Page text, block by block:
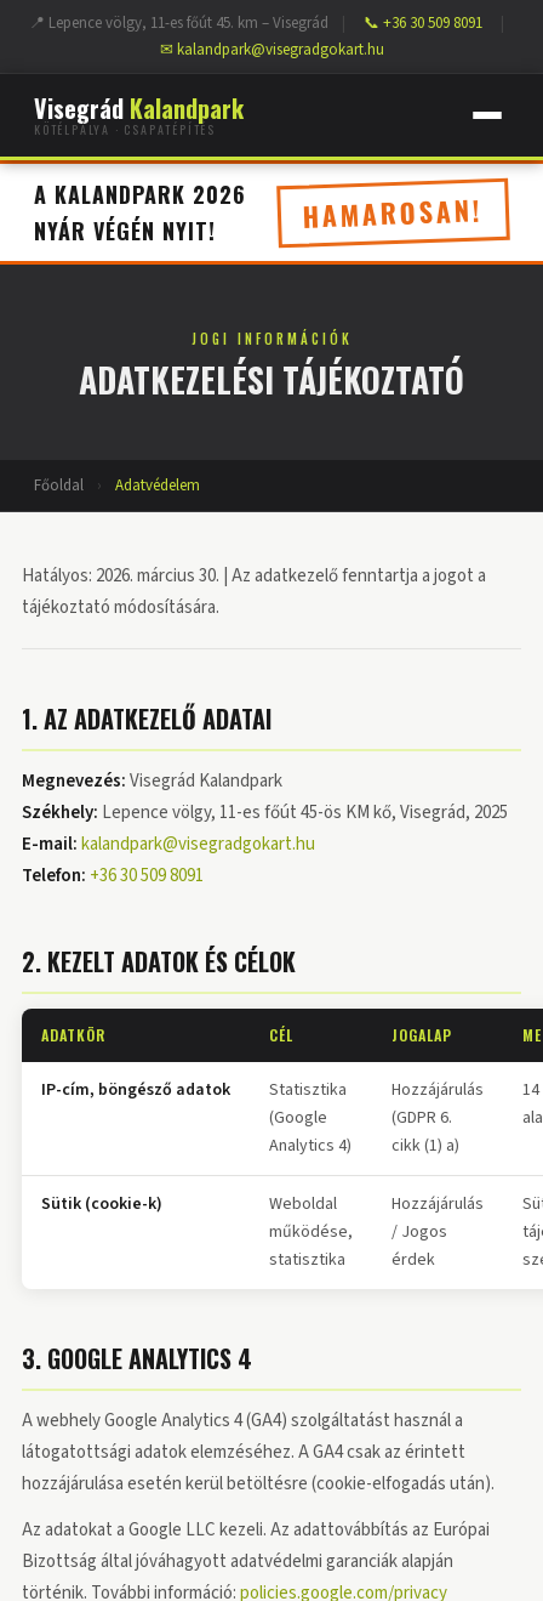
📍 Lepence völgy, 11-es főút 45. km – Visegrád 📞 +36 30 509 8091
✉ kalandpark@visegradgokart.hu
Visegrád Kalandpark
KÖTÉLPÁLYA · CSAPATÉPÍTÉS
A KALANDPARK 2026
NYÁR VÉGÉN NYIT!
HAMAROSAN!
JOGI INFORMÁCIÓK
ADATKEZELÉSI TÁJÉKOZTATÓ
Főoldal › Adatvédelem
Hatályos: 2026. március 30. | Az adatkezelő fenntartja a jogot a
tájékoztató módosítására.
1. AZ ADATKEZELŐ ADATAI
Megnevezés:Visegrád Kalandpark
Székhely: Lepence völgy, 11-es főút 45-ös KM kő, Visegrád, 2025
E-mail:kalandpark@visegradgokart.hu
Telefon: +36 30 509 8091
2. KEZELT ADATOK ÉS CÉLOK
ADATKÖR CÉL JOGALAP
IP-cím, böngésző adatok
Statisztika
(Google
Analytics 4)
Hozzájárulás
(GDPR 6.
cikk (1) a)
Sütik (cookie-k)
Weboldal
működése,
statisztika
Hozzájárulás
/ Jogos
érdek
3. GOOGLE ANALYTICS 4
A webhely Google Analytics 4 (GA4) szolgáltatást használ a
látogatottsági adatok elemzéséhez. A GA4 csak az érintett
hozzájárulása esetén kerül betöltésre (cookie-elfogadás után).
Az adatokat a Google LLC kezeli. Az adattovábbítás az Európai
Bizottság által jóváhagyott adatvédelmi garanciák alapján
történik. További információ:policies.google.com/privacy